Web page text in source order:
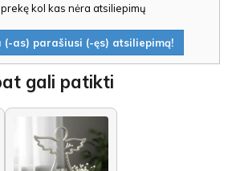
kol kas nėra atsiliepimų
(-as) parašiusi (-ęs) atsiliepimą!
gali patikti